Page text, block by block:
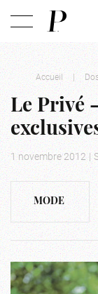
Accueil |
Le Privé
1 novembre 2012 |
MODE